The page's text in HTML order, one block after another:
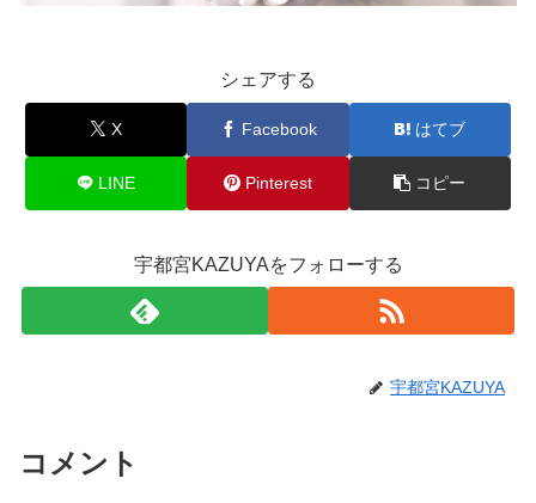
シェアする
X Facebook はてブ
LINE Pinterest コピー
宇都宮KAZUYAをフォローする
宇都宮KAZUYA
コメント